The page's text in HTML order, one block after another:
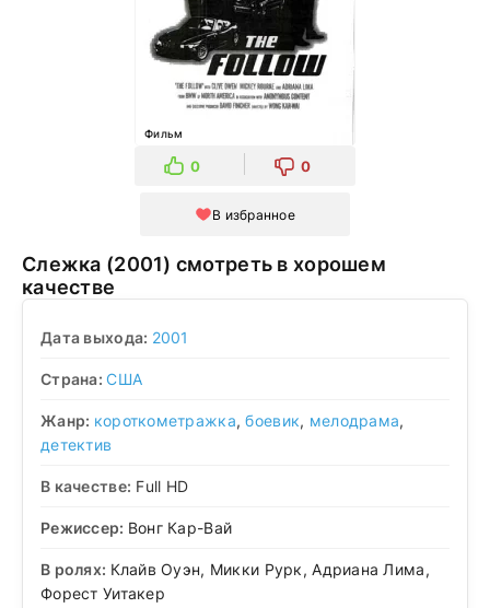
Фильм
0 0
В избранное
Слежка (2001) смотреть в хорошем
качестве
Дата выхода: 2001
Страна:США
Жанр: короткометражка,боевик, мелодрама,
детектив
В качестве: Full HD
Режиссер: Вонг Кар-Вай
В ролях: Клайв Оуэн, Микки Рурк, Адриана Лима,
Форест Уитакер